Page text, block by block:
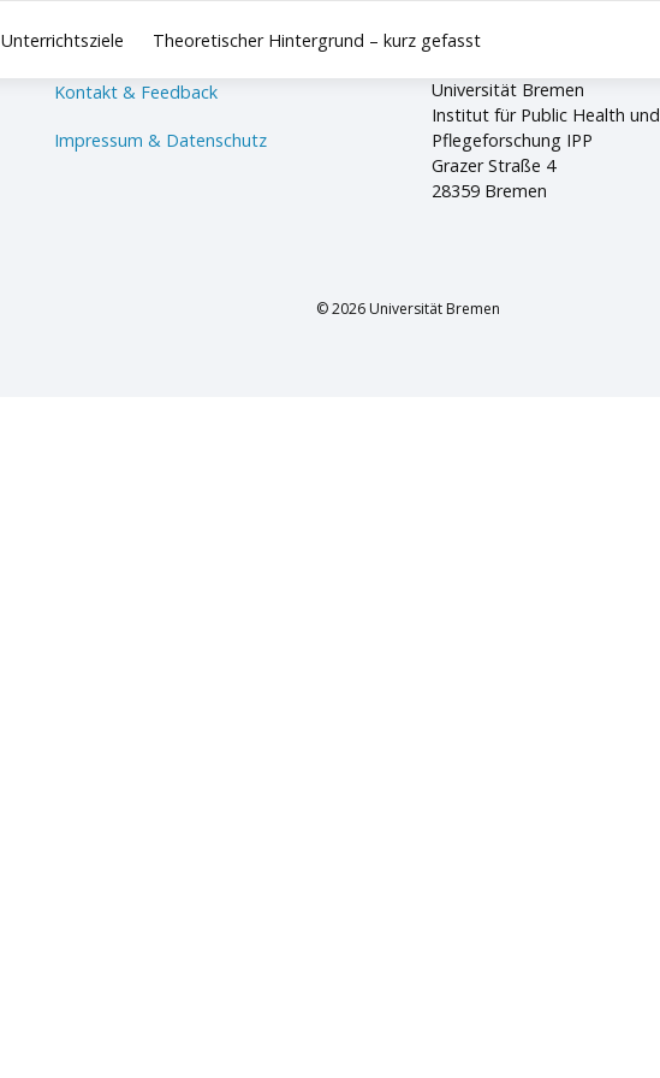
Unterrichtsziele Theoretischer Hintergrund – kurz gefasst
Kontakt & Feedback
Impressum & Datenschutz
Universität Bremen
Institut für Public Health und
Pflegeforschung IPP
Grazer Straße 4
28359 Bremen
© 2026 Universität Bremen